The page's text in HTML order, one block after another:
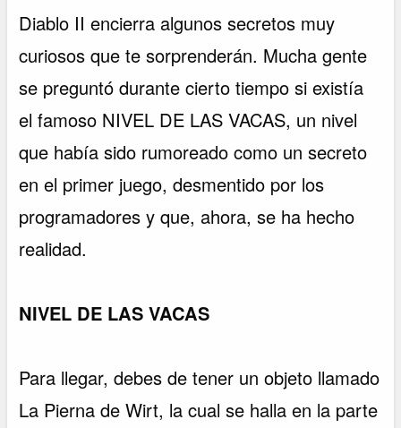
Diablo II encierra algunos secretos muy
curiosos que te sorprenderán. Mucha gente
se preguntó durante cierto tiempo si existía
el famoso NIVEL DE LAS VACAS, un nivel
que había sido rumoreado como un secreto
en el primer juego, desmentido por los
programadores y que, ahora, se ha hecho
realidad.
NIVEL DE LAS VACAS
Para llegar, debes de tener un objeto llamado
La Pierna de Wirt, la cual se halla en la parte